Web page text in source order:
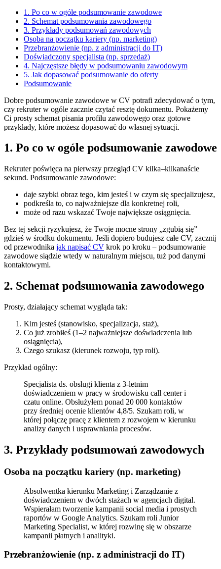
1. Po co w ogóle podsumowanie zawodowe
2. Schemat podsumowania zawodowego
3. Przykłady podsumowań zawodowych
Osoba na początku kariery (np. marketing)
Przebranżowienie (np. z administracji do IT)
Doświadczony specjalista (np. sprzedaż)
4. Najczęstsze błędy w podsumowaniu zawodowym
5. Jak dopasować podsumowanie do oferty
Podsumowanie
Dobre podsumowanie zawodowe w CV potrafi zdecydować o tym,
czy rekruter w ogóle zacznie czytać resztę dokumentu. Pokażemy
Ci prosty schemat pisania profilu zawodowego oraz gotowe
przykłady, które możesz dopasować do własnej sytuacji.
1. Po co w ogóle podsumowanie zawodowe
Rekruter poświęca na pierwszy przegląd CV kilka–kilkanaście
sekund. Podsumowanie zawodowe:
daje szybki obraz tego, kim jesteś i w czym się specjalizujesz,
podkreśla to, co najważniejsze dla konkretnej roli,
może od razu wskazać Twoje największe osiągnięcia.
Bez tej sekcji ryzykujesz, że Twoje mocne strony „zgubią się”
gdzieś w środku dokumentu. Jeśli dopiero budujesz całe CV, zacznij
od przewodnika jak napisać CV krok po kroku – podsumowanie
zawodowe siądzie wtedy w naturalnym miejscu, tuż pod danymi
kontaktowymi.
2. Schemat podsumowania zawodowego
Prosty, działający schemat wygląda tak:
Kim jesteś (stanowisko, specjalizacja, staż),
Co już zrobiłeś (1–2 najważniejsze doświadczenia lub
osiągnięcia),
Czego szukasz (kierunek rozwoju, typ roli).
Przykład ogólny:
Specjalista ds. obsługi klienta z 3-letnim
doświadczeniem w pracy w środowisku call center i
czatu online. Obsłużyłem ponad 20 000 kontaktów
przy średniej ocenie klientów 4,8/5. Szukam roli, w
której połączę pracę z klientem z rozwojem w kierunku
analizy danych i usprawniania procesów.
3. Przykłady podsumowań zawodowych
Osoba na początku kariery (np. marketing)
Absolwentka kierunku Marketing i Zarządzanie z
doświadczeniem w dwóch stażach w agencjach digital.
Wspierałam tworzenie kampanii social media i prostych
raportów w Google Analytics. Szukam roli Junior
Marketing Specialist, w której rozwinę się w obszarze
kampanii płatnych i analityki.
Przebranżowienie (np. z administracji do IT)